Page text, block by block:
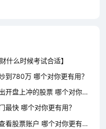
什么时候考试合适】
到780万 哪个对你更有用？
如何看待机构的股票 VS 如何选出开盘上冲的股票 哪个对你更有用？
最快 哪个对你更有用？
如何买入中签股票 VS 个人如何查看股票账户 哪个对你更有用？